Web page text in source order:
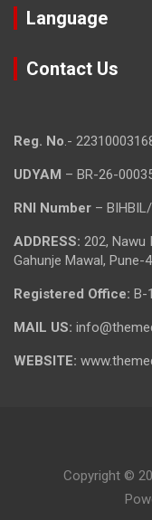
Language
Contact Us
Reg. No.-
UDYAM – BR-26-
RNI Number –
ADDRESS: 202, Nawu
Gahunje Mawal, Pune-
Registered Office: B-
MAIL US:
WEBSITE:
Copyright ©